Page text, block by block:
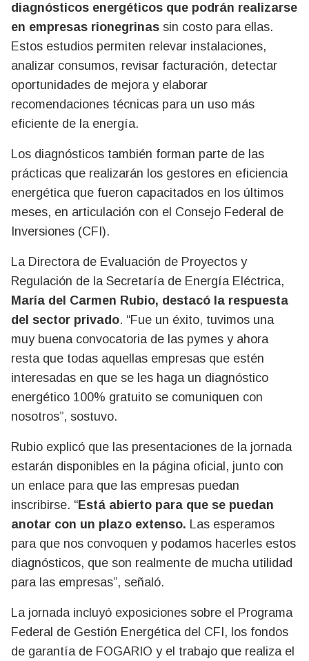
diagnósticos energéticos que podrán realizarse
en empresas rionegrinas sin costo para ellas.
Estos estudios permiten relevar instalaciones,
analizar consumos, revisar facturación, detectar
oportunidades de mejora y elaborar
recomendaciones técnicas para un uso más
eficiente de la energía.
Los diagnósticos también forman parte de las
prácticas que realizarán los gestores en eficiencia
energética que fueron capacitados en los últimos
meses, en articulación con el Consejo Federal de
Inversiones (CFI).
La Directora de Evaluación de Proyectos y
Regulación de la Secretaría de Energía Eléctrica,
María del Carmen Rubio, destacó la respuesta
del sector privado. “Fue un éxito, tuvimos una
muy buena convocatoria de las pymes y ahora
resta que todas aquellas empresas que estén
interesadas en que se les haga un diagnóstico
energético 100% gratuito se comuniquen con
nosotros”, sostuvo.
Rubio explicó que las presentaciones de la jornada
estarán disponibles en la página oficial, junto con
un enlace para que las empresas puedan
inscribirse. “Está abierto para que se puedan
anotar con un plazo extenso. Las esperamos
para que nos convoquen y podamos hacerles estos
diagnósticos, que son realmente de mucha utilidad
para las empresas”, señaló.
La jornada incluyó exposiciones sobre el Programa
Federal de Gestión Energética del CFI, los fondos
de garantía de FOGARIO y el trabajo que realiza el